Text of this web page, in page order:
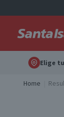
Elige
Home